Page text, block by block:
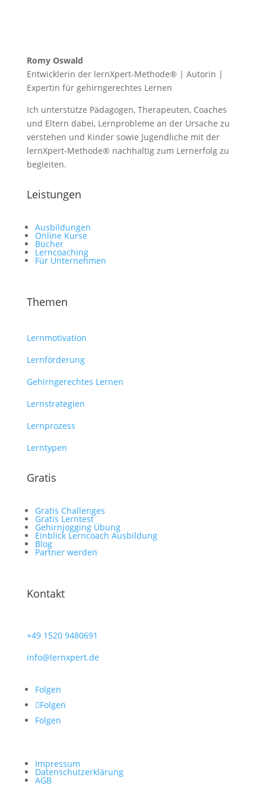
Romy Oswald
Entwicklerin der lernXpert-Methode® | Autorin |
Expertin für gehirngerechtes Lernen
Ich unterstütze Pädagogen, Therapeuten, Coaches
und Eltern dabei, Lernprobleme an der Ursache zu
verstehen und Kinder sowie Jugendliche mit der
lernXpert-Methode® nachhaltig zum Lernerfolg zu
begleiten.
Leistungen
Ausbildungen
Online Kurse
Bücher
Lerncoaching
Für Unternehmen
Themen
Lernmotivation
Lernförderung
Gehirngerechtes Lernen
Lernstrategien
Lernprozess
Lerntypen
Gratis
Gratis Challenges
Gratis Lerntest
Gehirnjogging Übung
Einblick Lerncoach Ausbildung
Blog
Partner werden
Kontakt
+49 1520 9480691
info@lernxpert.de
Folgen
Folgen
Folgen
Impressum
Datenschutzerklärung
AGB